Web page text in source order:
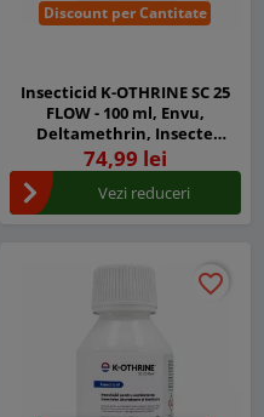
Discount per Cantitate
Insecticid K-OTHRINE SC 25
FLOW - 100 ml, Envu,
Deltamethrin, Insecte
Zburatoare si Taratoare
74,99 lei
Vezi reduceri
favorite_border
favorite_border